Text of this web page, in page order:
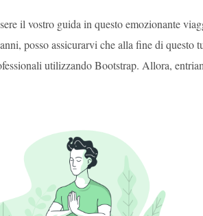
il vostro guida in questo emozionante
posso assicurarvi che alla fine di questo
utilizzando Bootstrap. Allora,